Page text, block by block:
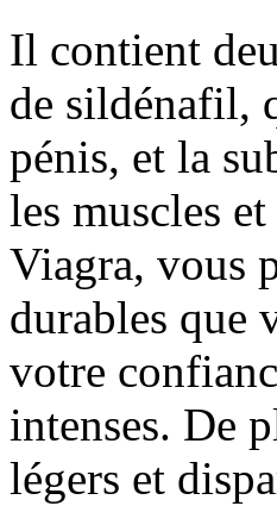
Il contient
de sildénafil,
pénis, et la
les muscles
Viagra, vous
durables que
votre
intenses. De
légers et